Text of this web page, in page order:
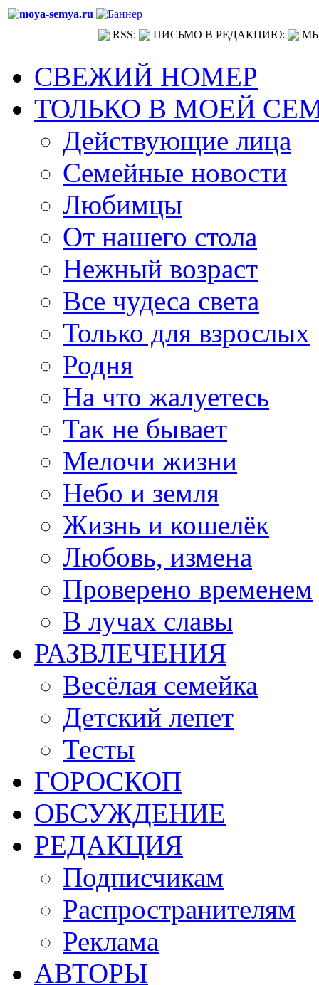
RSS: ПИСЬМО В РЕДАКЦИЮ:
СВЕЖИЙ НОМЕР
ТОЛЬКО В МОЕЙ
Действующие лица
Семейные новости
Любимцы
От нашего стола
Нежный возраст
Все чудеса света
Только для взрослых
Родня
На что жалуетесь
Так не бывает
Мелочи жизни
Небо и земля
Жизнь и кошелёк
Любовь, измена
Проверено временем
В лучах славы
РАЗВЛЕЧЕНИЯ
Весёлая семейка
Детский лепет
Тесты
ГОРОСКОП
ОБСУЖДЕНИЕ
РЕДАКЦИЯ
Подписчикам
Распространителям
Реклама
АВТОРЫ